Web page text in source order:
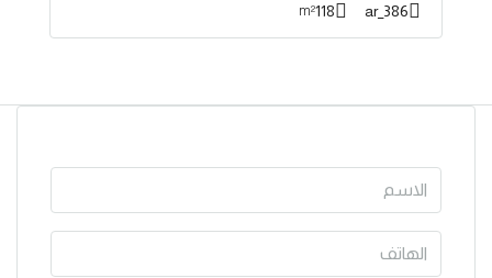
386_ar
118
m²